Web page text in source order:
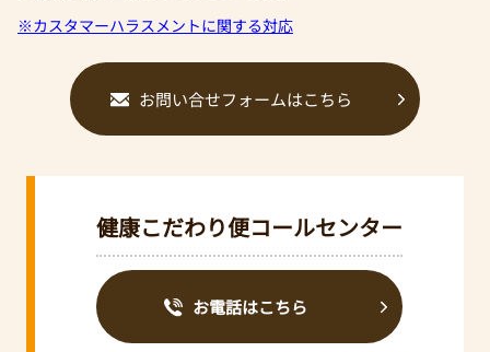
※カスタマーハラスメントに関する対応
お問い合せフォームはこちら
健康こだわり便コールセンター
お電話はこちら